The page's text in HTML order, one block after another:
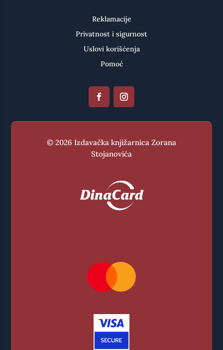
Reklamacije
Privatnost i sigurnost
Uslovi korišćenja
Pomoć
© 2026 Izdavačka knjižarnica Zorana
Stojanovića